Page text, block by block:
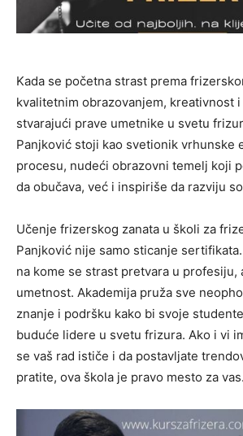
Kada se početna strast prema
kvalitetnim obrazovanjem, kreativnost
stvarajući prave umetnike u svetu
Panjković stoji kao svetionik vrhunske
procesu, nudeći obrazovni temelj koji
da obučava, već i inspiriše da razviju
Učenje frizerskog zanata u školi za
Panjković nije samo sticanje
na kome se strast pretvara u profesiju,
umetnost. Akademija pruža sve
znanje i podršku kako bi svoje
buduće lidere u svetu frizura. Ako i vi
se vaš rad ističe i da postavljate
pratite, ova škola je pravo mesto za vas.